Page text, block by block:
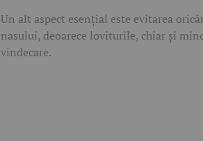
Un alt aspect esențial este evitarea
nasului, deoarece loviturile, chiar și
vindecare.